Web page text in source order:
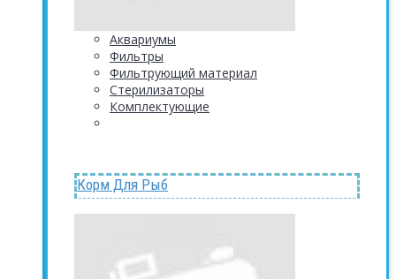
Аквариумы
Фильтры
Фильтрующий материал
Стерилизаторы
Комплектующие
Корм Для Рыб